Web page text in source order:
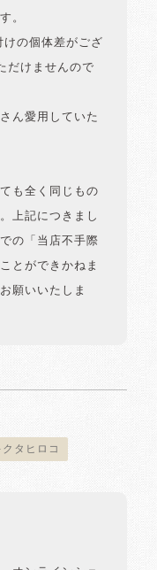
。
の個体差がござ
だけませんので
ん愛用していた
も全く同じもの
上記につきまし
の「当店不手際
とができかねま
願いいたしま
クタヒロコ